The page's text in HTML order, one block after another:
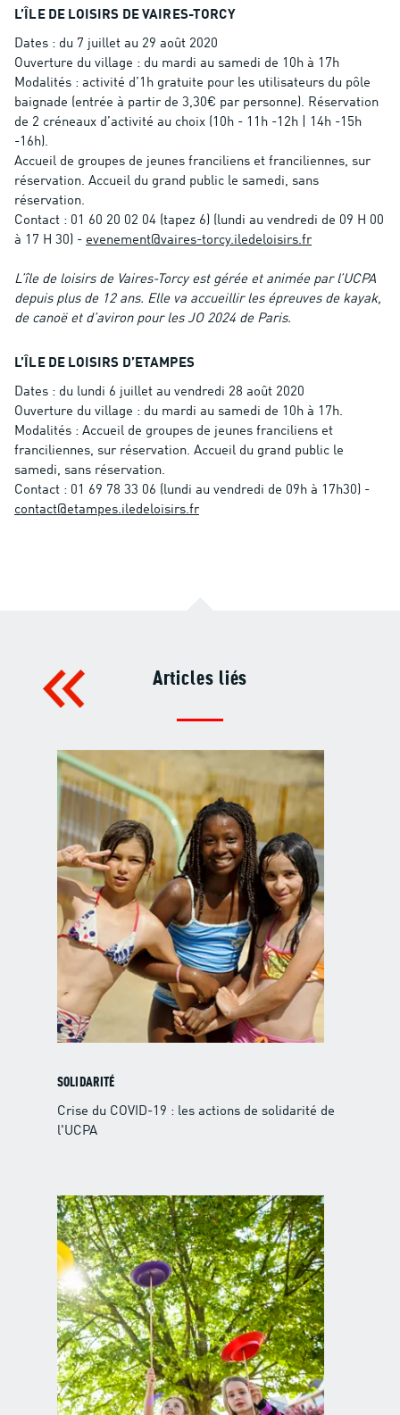
L’ÎLE DE LOISIRS DE VAIRES-TORCY
Dates : du 7 juillet au 29 août 2020
Ouverture du village : du mardi au samedi de 10h à 17h
Modalités : activité d’1h gratuite pour les utilisateurs du pôle
baignade (entrée à partir de 3,30€ par personne). Réservation
de 2 créneaux d’activité au choix (10h - 11h -12h | 14h -15h
-16h).
Accueil de groupes de jeunes franciliens et franciliennes, sur
réservation. Accueil du grand public le samedi, sans
réservation.
Contact : 01 60 20 02 04 (tapez 6) (lundi au vendredi de 09 H 00
à 17 H 30) - evenement@vaires-torcy.iledeloisirs.fr
L’île de loisirs de Vaires-Torcy est gérée et animée par l’UCPA
depuis plus de 12 ans. Elle va accueillir les épreuves de kayak,
de canoë et d’aviron pour les JO 2024 de Paris.
L’ÎLE DE LOISIRS D’ETAMPES
Dates : du lundi 6 juillet au vendredi 28 août 2020
Ouverture du village : du mardi au samedi de 10h à 17h.
Modalités : Accueil de groupes de jeunes franciliens et
franciliennes, sur réservation. Accueil du grand public le
samedi, sans réservation.
Contact : 01 69 78 33 06 (lundi au vendredi de 09h à 17h30) -
contact@etampes.iledeloisirs.fr
Articles liés
SOLIDARITÉ
Crise du COVID-19 : les actions de solidarité de
l'UCPA